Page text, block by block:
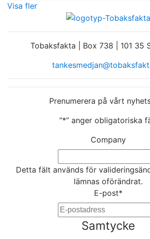
Visa fler
Tobaksfakta | Box 738 | 101 35
Prenumerera på vårt
”*” anger obligatoriska
Company
Detta fält används för
lämnas oförändrat.
E-post*
Samtycke